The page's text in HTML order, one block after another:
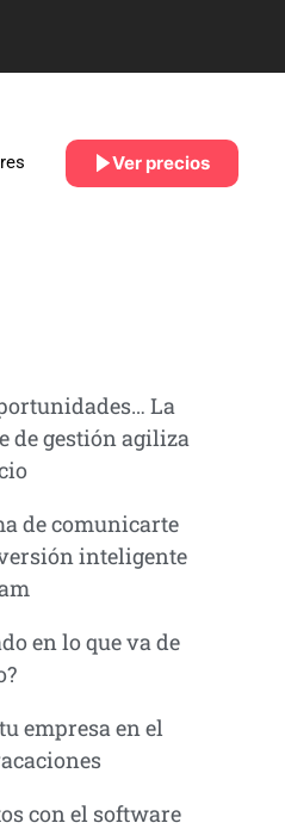
Ver precios
La
de gestión agiliza
de comunicarte
inteligente
en lo que va de
empresa en el
con el software